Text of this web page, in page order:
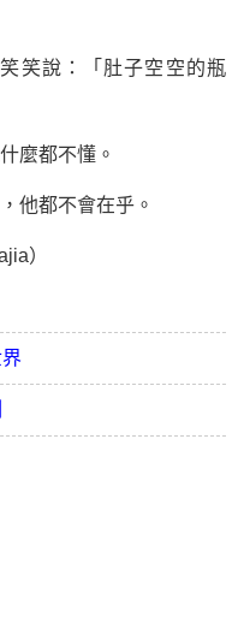
說：「肚子空空的瓶
麼都不懂。
都不會在乎。
）